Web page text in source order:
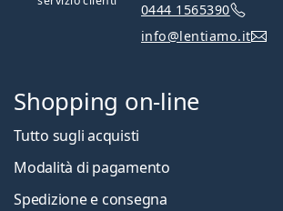
0444 1565390
info@lentiamo.it
Shopping on-line
Tutto sugli acquisti
Modalità di pagamento
Spedizione e consegna